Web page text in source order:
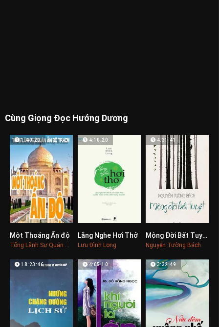
Cùng Giọng Đọc Hướng Dương
0
1:40:20
Một Thoáng Ấn độ
Tổng Lãnh Sự Quán Ấn Độ
0
4:10:20
Lắng Nghe Hơi Thở
Lưu Đình Long
0
4:31:41
Mộng Đời Bất Tuyệt
Nguyễn Tường Bách
18:23:46 4:05:10 3:32:49